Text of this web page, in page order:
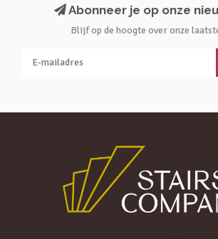
Abonneer je op onze
Blijf op de hoogte over onze